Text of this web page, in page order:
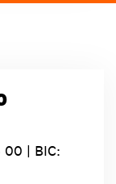
00 | BIC: